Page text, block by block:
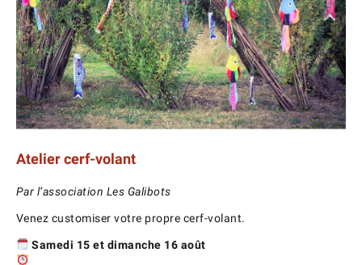
Atelier cerf-volant
Par l’association Les Galibots
Venez customiser votre propre cerf-volant.
Samedi 15 et dimanche 16 août